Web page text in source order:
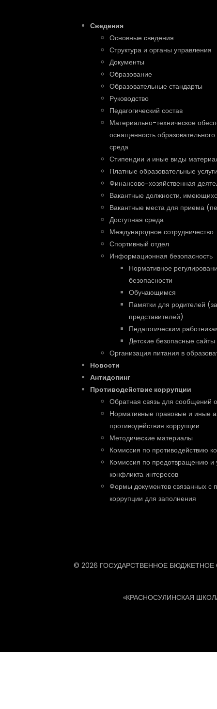
Сведения
Основные сведения
Структура и органы управления
Документы
Образование
Образовательные стандарты
Руководство
Педагогический состав
Материально-техническое
оснащенность
среда
Стипендии и иные виды
Платные образовательные
Финансово-хозяйственная
Вакантные должности,
Вакантные места для приема
Доступная среда
Международное сотрудничество
Спортивный отдел
Информационная безопасность
Нормативное
безопасности
Обучающимся
Памятки для родителей
представителей)
Педагогическим
Детские безопасные сайты
Организация питания в
Новости
Антидопинг
Противодействие коррупции
Обратная связь для сообщений
Нормативные правовые и иные
противодействия коррупции
Методические материалы
Комиссия по противодействию
Комиссия по предотвращению и
конфликта интересов
Формы документов связанных с
коррупции для заполнения
© 2026 ГОСУДАРСТВЕННОЕ
«КРАСНОСУЛИНСКАЯ